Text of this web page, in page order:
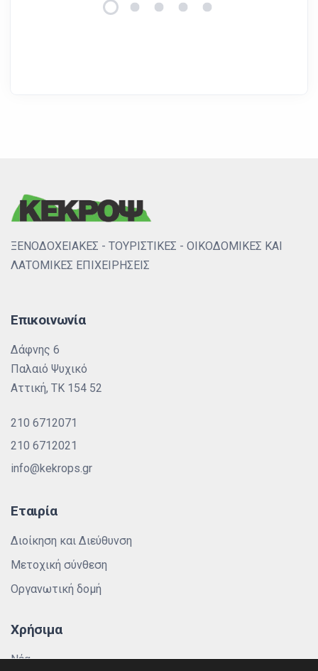
ΞΕΝΟΔΟΧΕΙΑΚΕΣ - ΤΟΥΡΙΣΤΙΚΕΣ - ΟΙΚΟΔΟΜΙΚΕΣ ΚΑΙ
ΛΑΤΟΜΙΚΕΣ ΕΠΙΧΕΙΡΗΣΕΙΣ
Επικοινωνία
Δάφνης 6
Παλαιό Ψυχικό
Αττική, ΤΚ 154 52
210 6712071
210 6712021
info@kekrops.gr
Εταιρία
Διοίκηση και Διεύθυνση
Μετοχική σύνθεση
Οργανωτική δομή
Χρήσιμα
Νέα